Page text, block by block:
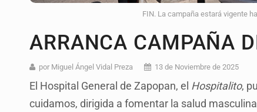
FIN. La campaña estará vigente
ARRANCA CAMPAÑA
por Miguel Ángel Vidal Preza 13 de Noviembre de 2025
El Hospital General de Zapopan, el Hospitalito,
cuidamos, dirigida a fomentar la salud